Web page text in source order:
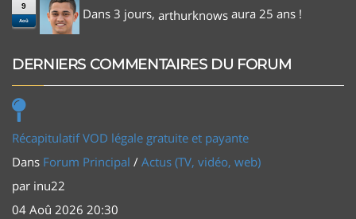
9
Aoû Dans 3 jours, arthurknows aura 25 ans !
DERNIERS COMMENTAIRES DU FORUM
Récapitulatif VOD légale gratuite et payante
Dans Forum Principal / Actus (TV, vidéo, web)
par inu22
04 Aoû 2026 20:30